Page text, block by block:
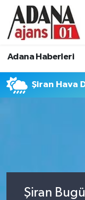
Adana Haberleri
Şiran Hava
Şiran
Adana
Spor
Siyaset
Adana
Adana Namaz
Son Dakika